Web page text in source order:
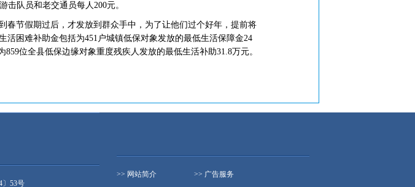
击队员和老交通员每人200元。
春节假期过后，才发放到群众手中，为了让他们过个好年，提前将
困难补助金包括为451户城镇低保对象发放的最低生活保障金24
位全县低保边缘对象重度残疾人发放的最低生活补助31.8万元。
〕53号
>> 网站简介 >> 广告服务